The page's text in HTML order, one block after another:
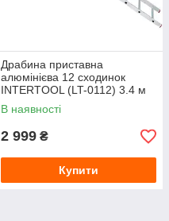
Драбина приставна
алюмінієва 12 сходинок
INTERTOOL (LT-0112) 3.4 м
В наявності
2 999 ₴
Купити